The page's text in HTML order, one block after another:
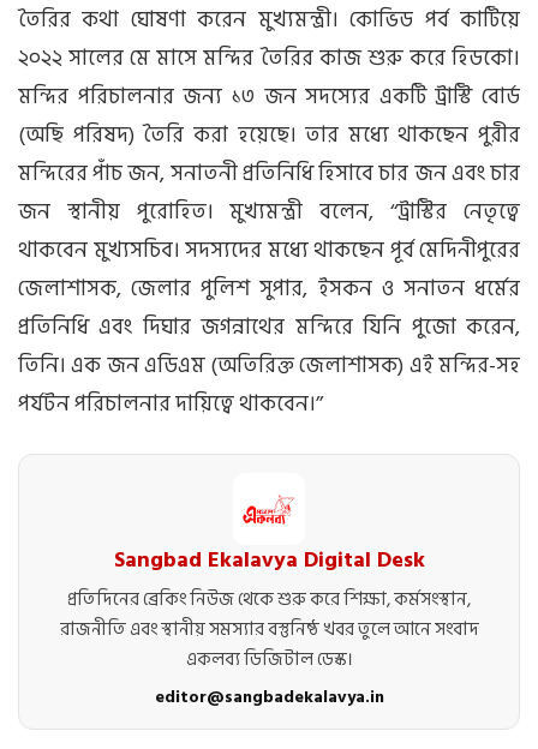
তৈরির কথা ঘোষণা করেন মুখ্যমন্ত্রী। কোভিড পর্ব কাটিয়ে
২০২২ সালের মে মাসে মন্দির তৈরির কাজ শুরু করে হিডকো।
মন্দির পরিচালনার জন্য ১৩ জন সদস্যের একটি ট্রাস্টি বোর্ড
(অছি পরিষদ) তৈরি করা হয়েছে। তার মধ্যে থাকছেন পুরীর
মন্দিরের পাঁচ জন, সনাতনী প্রতিনিধি হিসাবে চার জন এবং চার
জন স্থানীয় পুরোহিত। মুখ্যমন্ত্রী বলেন, ‘‘ট্রাস্টির নেতৃত্বে
থাকবেন মুখ্যসচিব। সদস্যদের মধ্যে থাকছেন পূর্ব মেদিনীপুরের
জেলাশাসক, জেলার পুলিশ সুপার, ইসকন ও সনাতন ধর্মের
প্রতিনিধি এবং দিঘার জগন্নাথের মন্দিরে যিনি পুজো করেন,
তিনি। এক জন এডিএম (অতিরিক্ত জেলাশাসক) এই মন্দির-সহ
পর্যটন পরিচালনার দায়িত্বে থাকবেন।’’
Sangbad Ekalavya Digital Desk
প্রতিদিনের ব্রেকিং নিউজ থেকে শুরু করে শিক্ষা, কর্মসংস্থান,
রাজনীতি এবং স্থানীয় সমস্যার বস্তুনিষ্ঠ খবর তুলে আনে সংবাদ
একলব্য ডিজিটাল ডেস্ক।
editor@sangbadekalavya.in